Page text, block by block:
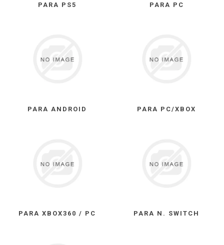
PARA PS5 PARA PC
PARA ANDROID PARA PC/XBOX
PARA XBOX360 / PC PARA N. SWITCH